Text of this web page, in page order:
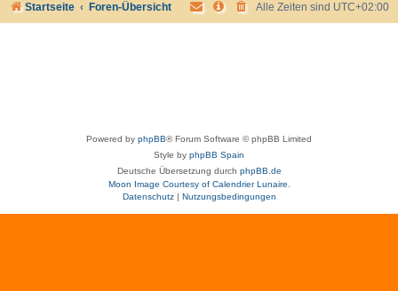
Startseite Foren-Übersicht Alle Zeiten sind UTC+02:00
Powered by phpBB® Forum Software © phpBB Limited
Style by phpBB Spain
Deutsche Übersetzung durch phpBB.de
Moon Image Courtesy of Calendrier Lunaire.
Datenschutz| Nutzungsbedingungen